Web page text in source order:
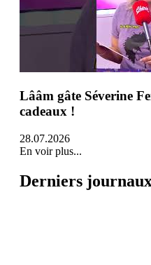
Lââm gâte Séverine
cadeaux !
28.07.2026
En voir plus...
Derniers